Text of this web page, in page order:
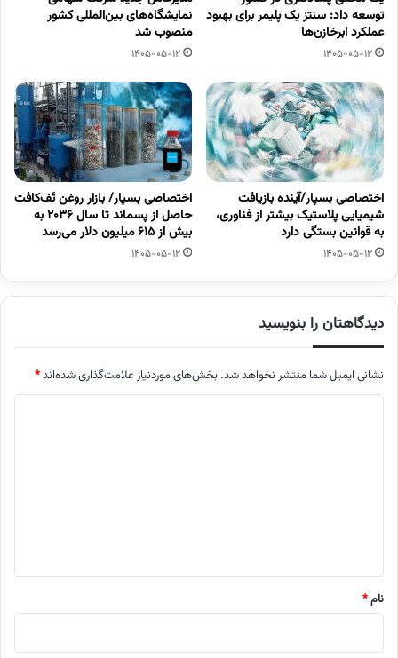
توسعه داد: سنتز یک پلیمر برای بهبود
عملکرد ابرخازن‌ها
1405-05-12
نمایشگاه‌های بین‌المللی کشور
منصوب شد
1405-05-12
اختصاصی بسپار/آینده بازیافت
شیمیایی پلاستیک بیشتر از فناوری،
به قوانین بستگی دارد
1405-05-12
اختصاصی بسپار/ بازار روغن تَف‌کافت
حاصل از پسماند تا سال ۲۰۳۶ به
بیش از ۶۱۵ میلیون دلار می‌رسد
1405-05-12
دیدگاهتان را بنویسید
نشانی ایمیل شما منتشر نخواهد شد. بخش‌های موردنیاز علامت‌گذاری شده‌اند*
نام*